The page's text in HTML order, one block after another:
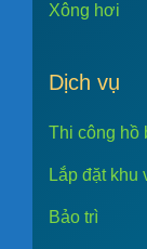
Xông hơi
Dịch vụ
Thi công hồ
Lắp đặt khu
Bảo trì